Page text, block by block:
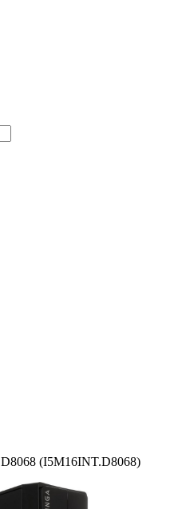
(I5M16INT.D8068)